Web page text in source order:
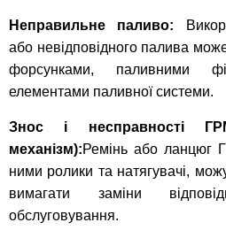
Неправильне паливо:
або невідповідного палива
форсунками, паливними
елементами паливної системи.
Знос і несправності ГРМ
механізм):Ремінь або ланцюг
ними ролики та натягувачі,
вимагати заміни
обслуговування.